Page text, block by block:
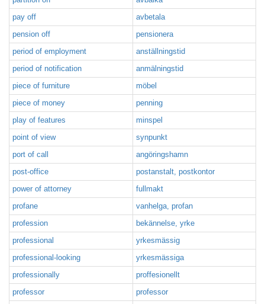
pay off
avbetala
pension off
pensionera
period of employment
anställningstid
period of notification
anmälningstid
piece of furniture
möbel
piece of money
penning
play of features
minspel
point of view
synpunkt
port of call
angöringshamn
post-office
postanstalt, postkontor
power of attorney
fullmakt
profane
vanhelga, profan
profession
bekännelse, yrke
professional
yrkesmässig
professional-looking
yrkesmässiga
professionally
proffesionellt
professor
professor